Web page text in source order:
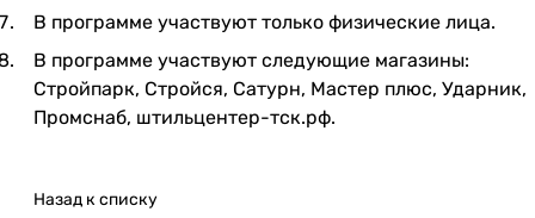
В программе участвуют только физические лица.
В программе участвуют следующие магазины:
Стройпарк, Стройся, Сатурн, Мастер плюс, Ударник,
Промснаб, штильцентер-тск.рф.
Назад к списку